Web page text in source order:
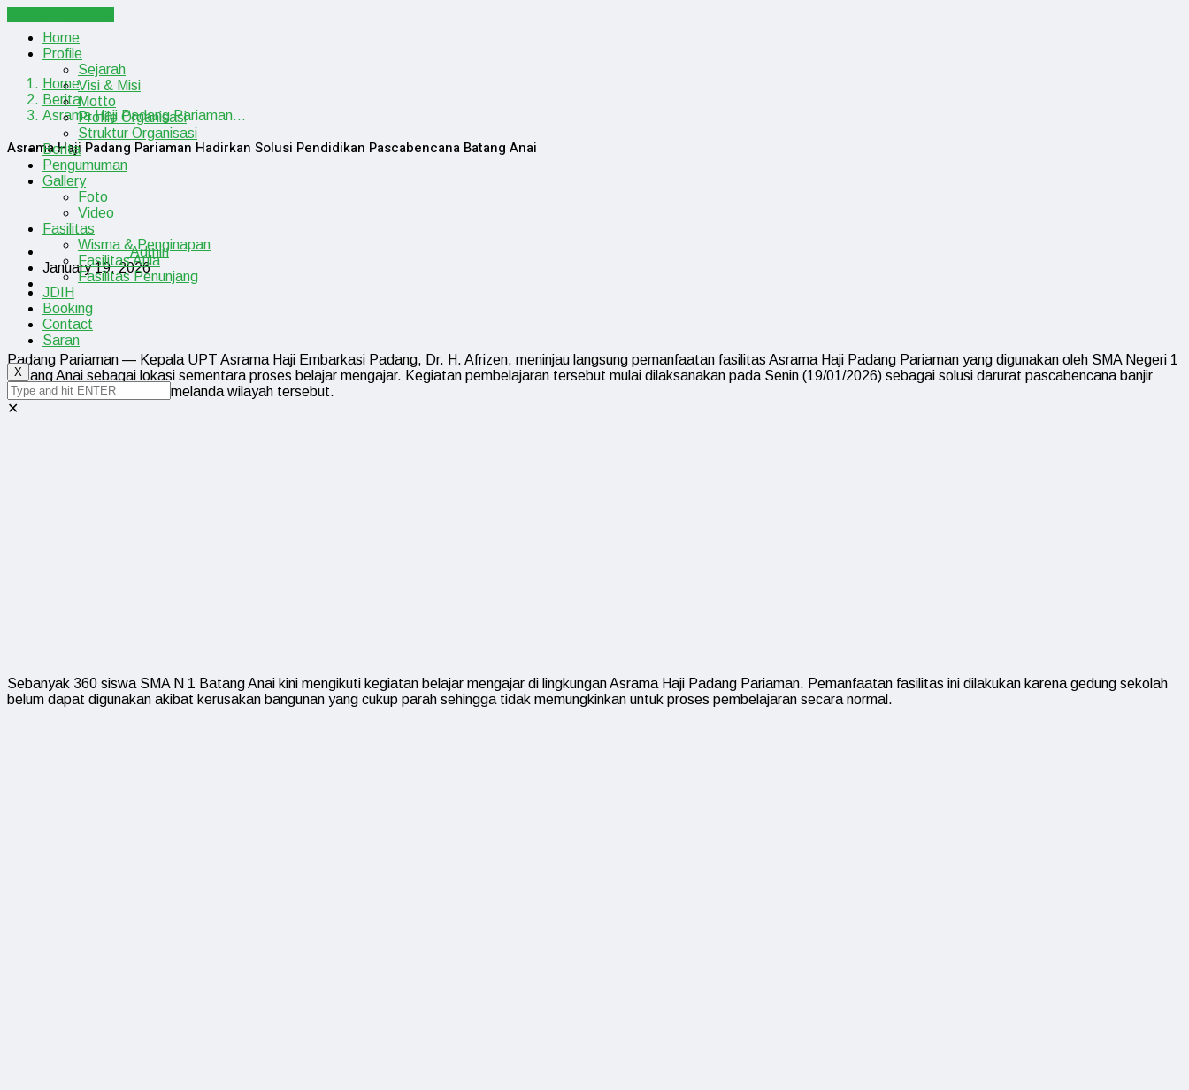
Home
Profile
Sejarah
Visi & Misi
Motto
Profile Organisasi
Struktur Organisasi
Berita
Pengumuman
Gallery
Foto
Video
Fasilitas
Wisma & Penginapan
Fasilitas Aula
Fasilitas Penunjang
JDIH
Booking
Contact
Saran
X
✕
Home
Berita
Asrama Haji Padang Pariaman…
Asrama Haji Padang Pariaman Hadirkan Solusi Pendidikan Pascabencana Batang Anai
Admin
January 19, 2026
Padang Pariaman — Kepala UPT Asrama Haji Embarkasi Padang, Dr. H. Afrizen, meninjau langsung pemanfaatan fasilitas Asrama Haji Padang Pariaman yang digunakan oleh SMA Negeri 1
Batang Anai sebagai lokasi sementara proses belajar mengajar. Kegiatan pembelajaran tersebut mulai dilaksanakan pada Senin (19/01/2026) sebagai solusi darurat pascabencana banjir
bandang dan galodo yang melanda wilayah tersebut.
Sebanyak 360 siswa SMA N 1 Batang Anai kini mengikuti kegiatan belajar mengajar di lingkungan Asrama Haji Padang Pariaman. Pemanfaatan fasilitas ini dilakukan karena gedung sekolah
belum dapat digunakan akibat kerusakan bangunan yang cukup parah sehingga tidak memungkinkan untuk proses pembelajaran secara normal.